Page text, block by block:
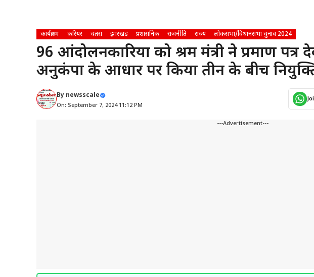
कार्यक्रम करियर चतरा झारखंड प्रशासनिक राजनीति राज्य लोकसभा/विधानसभा चुनाव 2024
96 आंदोलनकारियों को श्रम मंत्री ने प्रमाण पत्र
अनुकंपा के आधार पर किया तीन के बीच
By newsscale
On: September 7, 2024 11:12 PM
---Advertisement---